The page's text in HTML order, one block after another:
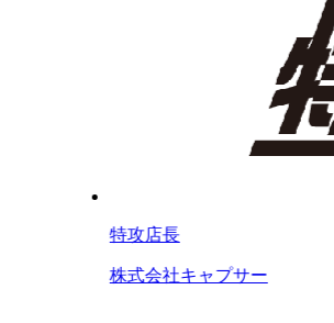
特攻店長
株式会社キャプサー